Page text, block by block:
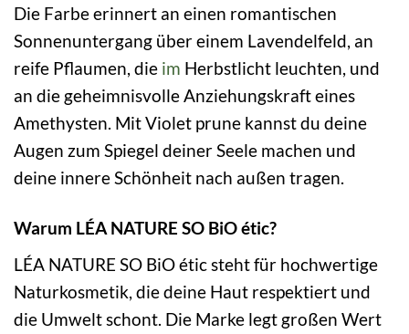
Die Farbe erinnert an einen romantischen
Sonnenuntergang über einem Lavendelfeld, an
reife Pflaumen, die im Herbstlicht leuchten, und
an die geheimnisvolle Anziehungskraft eines
Amethysten. Mit Violet prune kannst du deine
Augen zum Spiegel deiner Seele machen und
deine innere Schönheit nach außen tragen.
Warum LÉA NATURE SO BiO étic?
LÉA NATURE SO BiO étic steht für hochwertige
Naturkosmetik, die deine Haut respektiert und
die Umwelt schont. Die Marke legt großen Wert